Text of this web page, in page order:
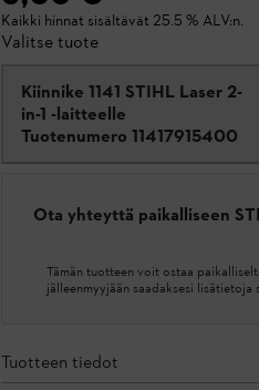
Kaikki hinnat sisältävät 25.5 % ALV:n.
Valitse tuote
Kiinnike 1141 STIHL Laser 2-
in-1 -laitteelle
Tuotenumero 11417915400
Ota yhteyttä paikalliseen
Tämän tuotteen voit ostaa
jälleenmyyjään saadaksesi lisätietoja
Tuotteen tiedot